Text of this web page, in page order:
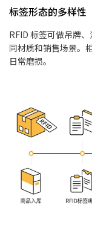
标签形态的多样性
RFID 标签可做吊牌
同材质和销售场景。
日常磨损。